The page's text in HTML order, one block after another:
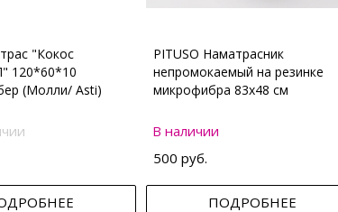
"Кокос
120*60*10
(Молли/ Asti)
PITUSO Наматрасник
непромокаемый на резинке
микрофибра 83х48 см
В наличии
500 руб.
ПОДРОБНЕЕ